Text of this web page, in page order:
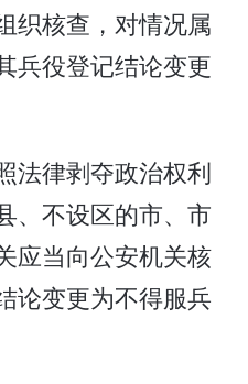
织核查，对情况属
兵役登记结论变更
法律剥夺政治权利
、不设区的市、市
应当向公安机关核
论变更为不得服兵